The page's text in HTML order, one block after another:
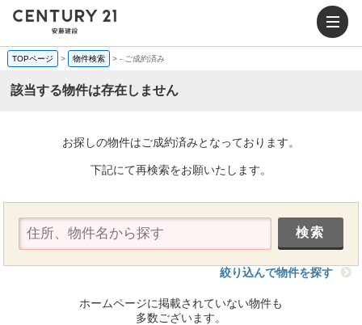
TOPページ > 物件検索 >- ご成約済み
該当する物件は存在しません
お探しの物件はご成約済みとなっております。
下記にて再検索をお願いたします。
絞り込んで物件を探す
ホームページに掲載されていない物件も
多数ございます。